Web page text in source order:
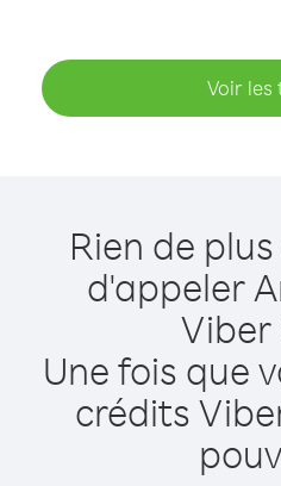
Voir les
Rien de
d'appeler
Viber
Une fois que
crédits